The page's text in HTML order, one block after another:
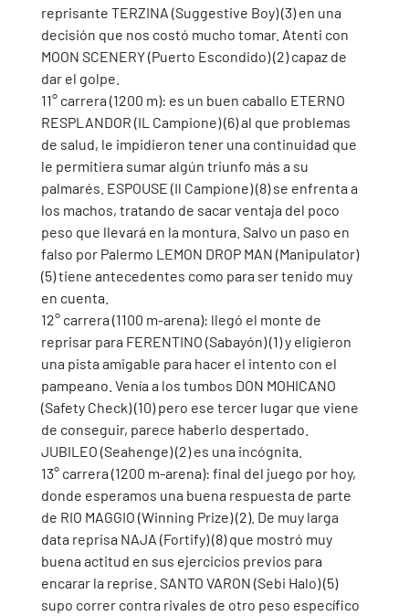
reprisante TERZINA (Suggestive Boy) (3) en una
decisión que nos costó mucho tomar. Atenti con
MOON SCENERY (Puerto Escondido) (2) capaz de
dar el golpe.
11° carrera (1200 m): es un buen caballo ETERNO
RESPLANDOR (IL Campione) (6) al que problemas
de salud, le impidieron tener una continuidad que
le permitiera sumar algún triunfo más a su
palmarés. ESPOUSE (Il Campione) (8) se enfrenta a
los machos, tratando de sacar ventaja del poco
peso que llevará en la montura. Salvo un paso en
falso por Palermo LEMON DROP MAN (Manipulator)
(5) tiene antecedentes como para ser tenido muy
en cuenta.
12° carrera (1100 m-arena): llegó el monte de
reprisar para FERENTINO (Sabayón) (1) y eligieron
una pista amigable para hacer el intento con el
pampeano. Venía a los tumbos DON MOHICANO
(Safety Check) (10) pero ese tercer lugar que viene
de conseguir, parece haberlo despertado.
JUBILEO (Seahenge) (2) es una incógnita.
13° carrera (1200 m-arena): final del juego por hoy,
donde esperamos una buena respuesta de parte
de RIO MAGGIO (Winning Prize) (2). De muy larga
data reprisa NAJA (Fortify) (8) que mostró muy
buena actitud en sus ejercicios previos para
encarar la reprise. SANTO VARON (Sebi Halo) (5)
supo correr contra rivales de otro peso específico